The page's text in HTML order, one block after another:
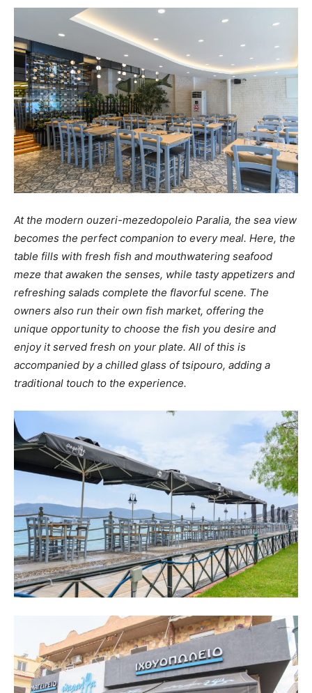
At the modern ouzeri-mezedopoleio Paralia, the sea view
becomes the perfect companion to every meal. Here, the
table fills with fresh fish and mouthwatering seafood
meze that awaken the senses, while tasty appetizers and
refreshing salads complete the flavorful scene. The
owners also run their own fish market, offering the
unique opportunity to choose the fish you desire and
enjoy it served fresh on your plate. All of this is
accompanied by a chilled glass of tsipouro, adding a
traditional touch to the experience.